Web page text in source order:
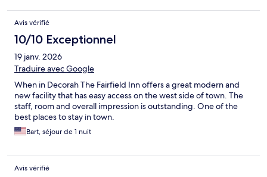
Avis vérifié
10/10 Exceptionnel
19 janv. 2026
Traduire avec Google
When in Decorah The Fairfield Inn offers a great modern and
new facility that has easy access on the west side of town. The
staff, room and overall impression is outstanding. One of the
best places to stay in town.
Bart, séjour de 1 nuit
Avis vérifié